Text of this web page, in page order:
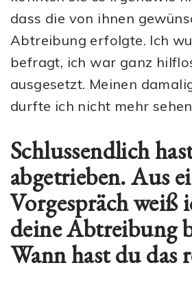
dass die von ihnen
Abtreibung erfolgte. Ich
befragt, ich war ganz
ausgesetzt. Meinen
durfte ich nicht mehr
Schlussendlich
abgetrieben. Aus
Vorgespräch weiß
deine Abtreibung
Wann hast du das